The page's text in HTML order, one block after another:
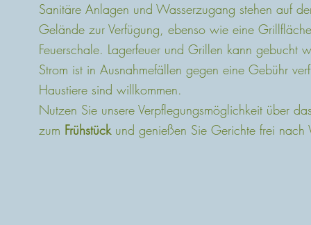
Sanitäre Anlagen und Wasserzugang stehen auf
Gelände zur Verfügung, ebenso wie eine
Feuerschale. Lagerfeuer und Grillen kann gebucht
Strom ist in Ausnahmefällen gegen eine Gebühr
Haustiere sind willkommen.
Nutzen Sie unsere Verpflegungsmöglichkeit über
zum Frühstückund genießen Sie Gerichte frei nach